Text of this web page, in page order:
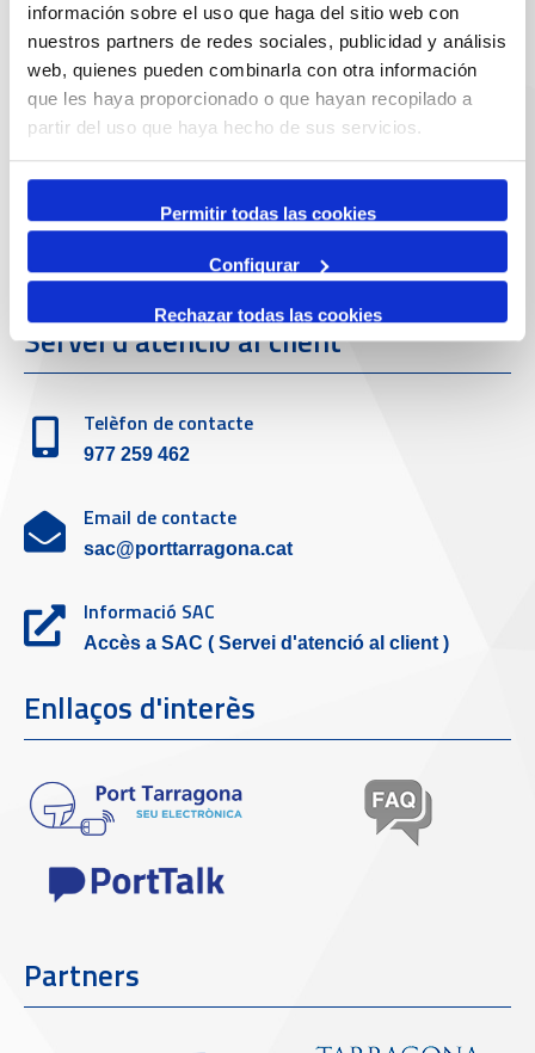
información sobre el uso que haga del sitio web con
nuestros partners de redes sociales, publicidad y análisis
web, quienes pueden combinarla con otra información
que les haya proporcionado o que hayan recopilado a
partir del uso que haya hecho de sus servicios.
Permitir todas las cookies
Configurar
Rechazar todas las cookies
Adreça
Passeig de l'Escullera s/n, 43004 Tarragona
977 259 400
(+34) 900 229 900
Servei d'atenció al client
Telèfon de contacte
977 259 462
Email de contacte
sac@porttarragona.cat
Informació SAC
Accès a SAC ( Servei d'atenció al client )
Enllaços d'interès
Partners